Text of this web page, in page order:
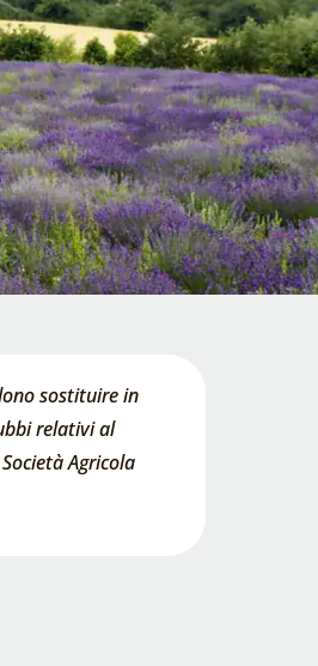
sostituire in
relativi al
Agricola